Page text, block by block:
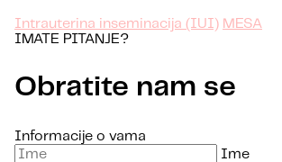
Intrauterina inseminacija (IUI) MESA
IMATE PITANJE?
Obratite nam se
Informacije o vama
Ime